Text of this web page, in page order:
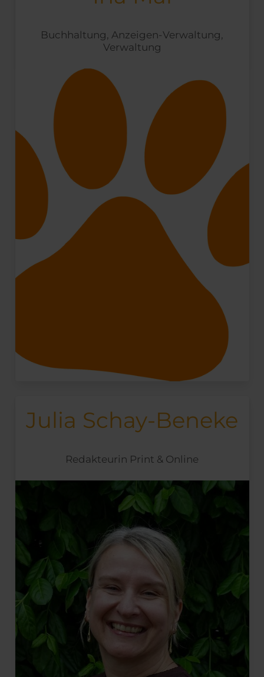
Buchhaltung, Anzeigen-Verwaltung,
Verwaltung
Julia Schay-Beneke
Redakteurin Print & Online